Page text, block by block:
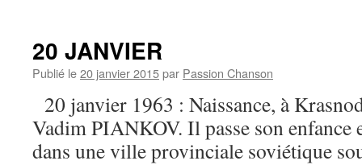
20 JANVIER
Publié le20 janvier 2015par Passion Chanson
20 janvier 1963 : Naissance, à
Vadim PIANKOV. Il passe son enfance
dans une ville provinciale soviétique